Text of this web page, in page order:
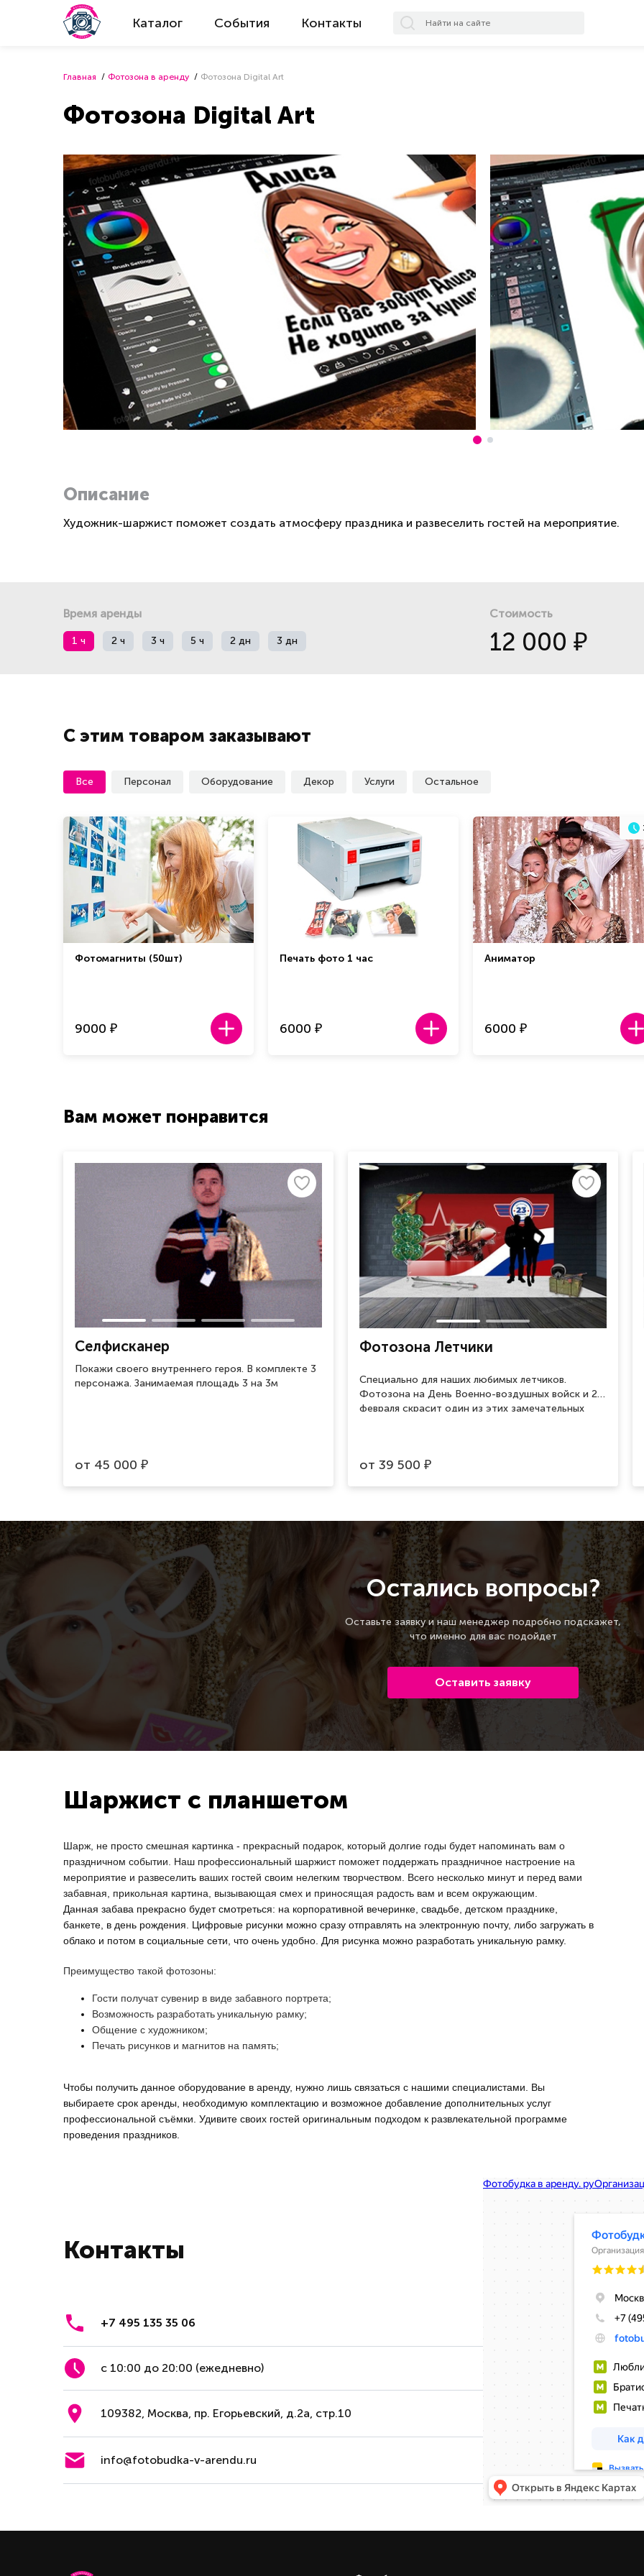
Каталог События Контакты
Главная Фотозона в аренду Фотозона Digital Art
Фотозона Digital Art
Описание
Художник-шаржист поможет создать атмосферу праздника и развеселить гостей на мероприятие.
Время аренды
1 ч 2 ч 3 ч 5 ч 2 дн 3 дн
Стоимость
12 000 ₽
С этим товаром заказывают
Все Персонал Оборудование Декор Услуги Остальное
Фотомагниты (50шт)
9000 ₽
Печать фото 1 час
6000 ₽
Аниматор
6000 ₽
Вам может понравится
Селфисканер
Покажи своего внутреннего героя. В комплекте 3
персонажа. Занимаемая площадь 3 на 3м
от 45 000 ₽
Фотозона Летчики
Специально для наших любимых летчиков.
Фотозона на День Военно-воздушных войск и 23
февраля скрасит один из этих замечательных
от 39 500 ₽
Остались вопросы?
Оставьте заявку и наш менеджер подробно подскажет,
что именно для вас подойдет
Оставить заявку
Шаржист с планшетом
Шарж, не просто смешная картинка - прекрасный подарок, который долгие годы будет напоминать вам о
праздничном событии. Наш профессиональный шаржист поможет поддержать праздничное настроение на
мероприятие и развеселить ваших гостей своим нелегким творчеством. Всего несколько минут и перед вами
забавная, прикольная картина, вызывающая смех и приносящая радость вам и всем окружающим.
Данная забава прекрасно будет смотреться: на корпоративной вечеринке, свадьбе, детском празднике,
банкете, в день рождения. Цифровые рисунки можно сразу отправлять на электронную почту, либо загружать в
облако и потом в социальные сети, что очень удобно. Для рисунка можно разработать уникальную рамку.
Преимущество такой фотозоны:
Гости получат сувенир в виде забавного портрета;
Возможность разработатьуникальную рамку;
Общение с художником;
Печать рисунков и магнитов на память;
Чтобы получить данное оборудование в аренду, нужно лишь связаться с нашими специалистами. Вы
выбираете срок аренды, необходимую комплектацию и возможное добавление дополнительных услуг
профессиональной съёмки. Удивите своих гостей оригинальным подходом к развлекательной программе
проведения праздников.
Контакты
+7 495 135 35 06
с 10:00 до 20:00 (ежедневно)
109382, Москва, пр. Егорьевский, д.2а, стр.10
info@fotobudka-v-arendu.ru